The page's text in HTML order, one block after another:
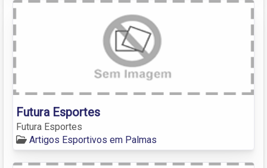
Futura Esportes
Futura Esportes
Artigos Esportivos em Palmas